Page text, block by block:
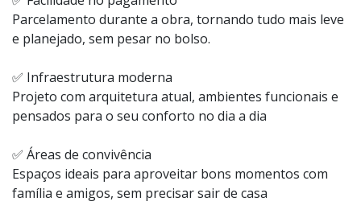
Parcelamento durante a obra, tornando tudo mais leve
e planejado, sem pesar no bolso.
✅ Infraestrutura moderna
Projeto com arquitetura atual, ambientes funcionais e
pensados para o seu conforto no dia a dia
✅ Áreas de convivência
Espaços ideais para aproveitar bons momentos com
família e amigos, sem precisar sair de casa